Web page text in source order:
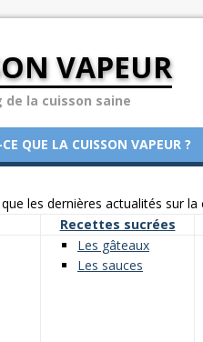
VAPEUR
de la cuisson saine
CE QUE LA CUISSON VAPEUR ?
les dernières actualités sur la
Recettes sucrées
Les gâteaux
Les sauces